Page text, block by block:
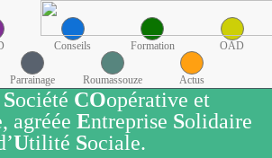
Conseils Formation OAD
Parrainage Roumassouze Actus
Société COopérative et
agréée Entreprise Solidaire
Utilité Sociale.